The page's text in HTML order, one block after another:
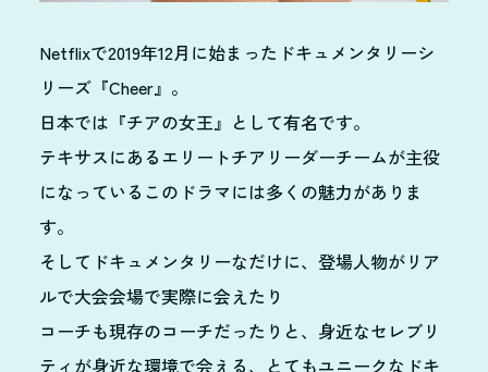
Netflixで2019年12月に始まったドキュメンタリーシ
リーズ『Cheer』。
日本では『チアの女王』として有名です。
テキサスにあるエリートチアリーダーチームが主役
になっているこのドラマには多くの魅力がありま
す。
そしてドキュメンタリーなだけに、登場人物がリア
ルで大会会場で実際に会えたり
コーチも現存のコーチだったりと、身近なセレブリ
ティが身近な環境で会える、とてもユニークなドキ